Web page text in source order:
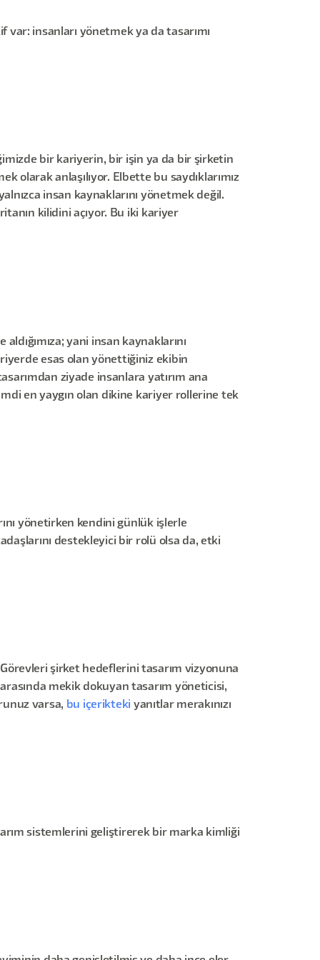
var: insanları yönetmek ya da tasarımı
bir kariyerin, bir işin ya da bir şirketin
olarak anlaşılıyor. Elbette bu saydıklarımız
insan kaynaklarını yönetmek değil.
kilidini açıyor. Bu iki kariyer
yani insan kaynaklarını
esas olan yönettiğiniz ekibin
ziyade insanlara yatırım ana
en yaygın olan dikine kariyer rollerine tek
yönetirken kendini günlük işlerle
destekleyici bir rolü olsa da, etki
şirket hedeflerini tasarım vizyonuna
mekik dokuyan tasarım yöneticisi,
varsa, bu içerikteki yanıtlar merakınızı
sistemlerini geliştirerek bir marka kimliği